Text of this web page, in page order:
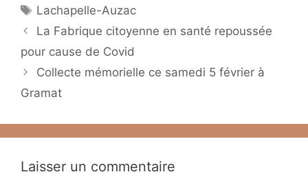
Étiquettes
Lachapelle-Auzac
La Fabrique citoyenne en santé repoussée
pour cause de Covid
Collecte mémorielle ce samedi 5 février à
Gramat
Laisser un commentaire